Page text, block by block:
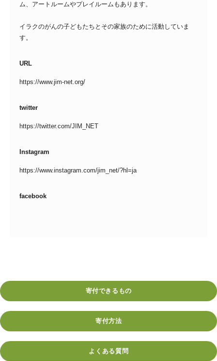
ム、アートルームやプレイルームもあります。
イラクのがんの子どもたちとその家族のために活動していま
す。
URL
https://www.jim-net.org/
twitter
https://twitter.com/JIM_NET
Instagram
https://www.instagram.com/jim_net/?hl=ja
facebook
寄付できるもの
寄付方法
よくある質問